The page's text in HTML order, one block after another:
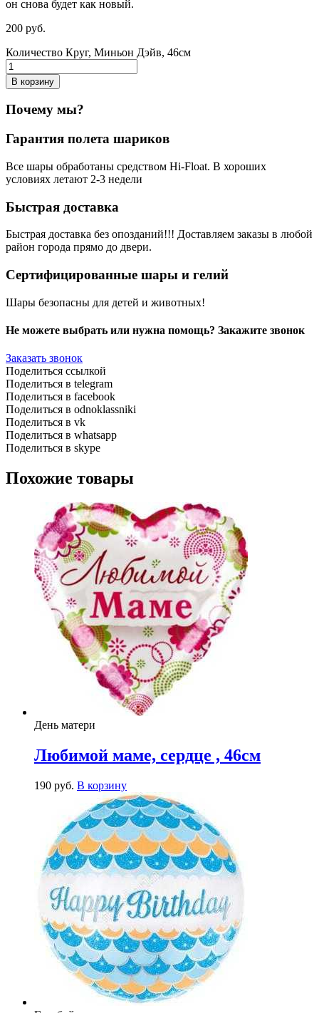
он снова будет как новый.
200 руб.
Количество Круг, Миньон Дэйв, 46см
В корзину
Почему мы?
Гарантия полета шариков
Все шары обработаны средством Hi-Float. В хороших
условиях летают 2-3 недели
Быстрая доставка
Быстрая доставка без опозданий!!! Доставляем заказы в любой
район города прямо до двери.
Сертифицированные шары и гелий
Шары безопасны для детей и животных!
Не можете выбрать или нужна помощь? Закажите звонок
Заказать звонок
Поделиться ссылкой
Поделиться в telegram
Поделиться в facebook
Поделиться в odnoklassniki
Поделиться в vk
Поделиться в whatsapp
Поделиться в skype
Похожие товары
День матери
Любимой маме, сердце , 46см
190 руб. В корзину